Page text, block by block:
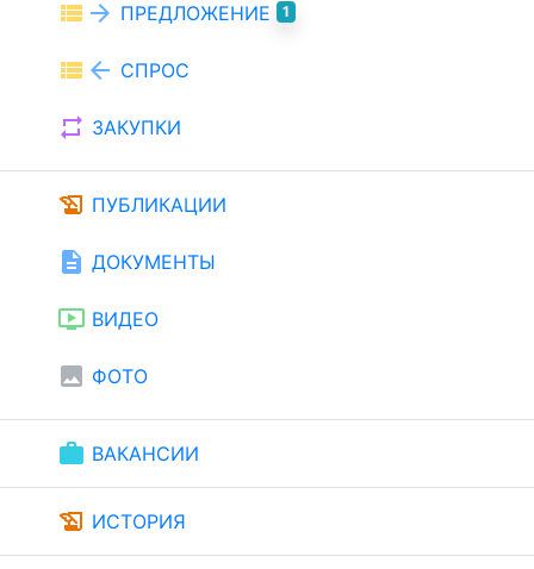
view_list arrow_forward ПРЕДЛОЖЕНИЕ 1
view_list arrow_back СПРОС
repeat ЗАКУПКИ
history_edu ПУБЛИКАЦИИ
description ДОКУМЕНТЫ
ondemand_video ВИДЕО
image ФОТО
work ВАКАНСИИ
history_edu ИСТОРИЯ